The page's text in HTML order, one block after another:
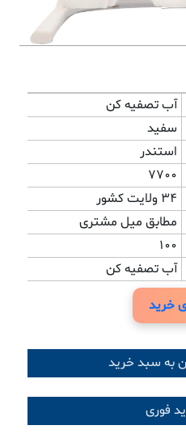
آب تصفیه کن
سفید
استندر
7700
۳۴ ولایت کشور
مطابق میل مشتری
100
آب تصفیه کن
خرید
به سبد خرید
فوری